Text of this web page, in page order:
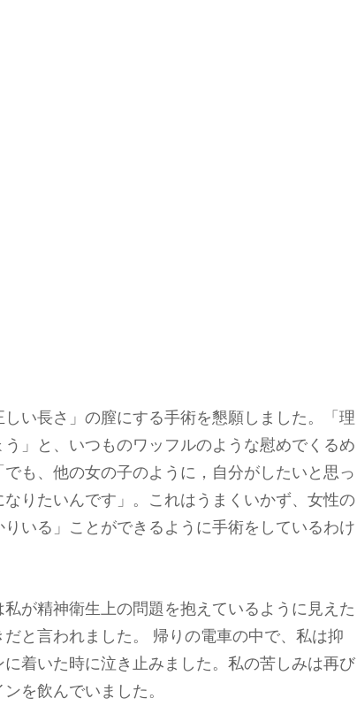
い長さ」の膣にする手術を懇願しました。「理
」と、いつものワッフルのような慰めでくるめ
も、他の女の子のように，自分がしたいと思っ
りたいんです」。これはうまくいかず、女性の
いる」ことができるように手術をしているわけ
が精神衛生上の問題を抱えているように見えた
と言われました。 帰りの電車の中で、私は抑
着いた時に泣き止みました。私の苦しみは再び
を飲んでいました。